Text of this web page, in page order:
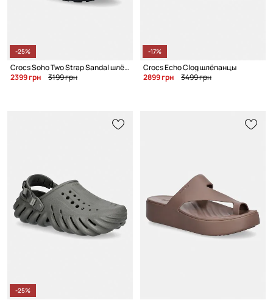
-25%
Crocs Soho Two Strap Sandal шлёпанцы для женщин
2399 грн
3199 грн
-17%
Crocs Echo Clog шлёпанцы
2899 грн
3499 грн
-25%